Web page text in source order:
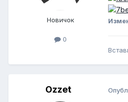
Новичок
0
Ozzet